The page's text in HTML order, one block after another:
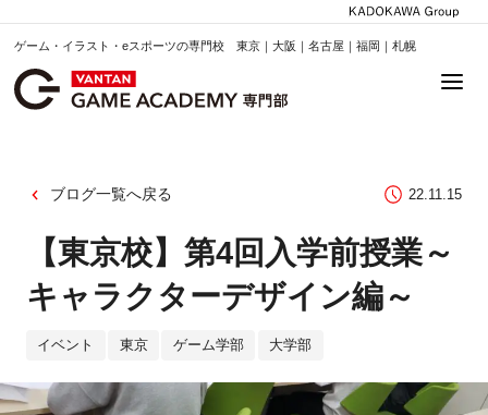
ゲーム・イラスト・eスポーツの専門校 東京｜大阪｜名古屋｜福岡｜札幌
ブログ一覧へ戻る 22.11.15
【東京校】第4回入学前授業～
キャラクターデザイン編～
イベント 東京 ゲーム学部 大学部